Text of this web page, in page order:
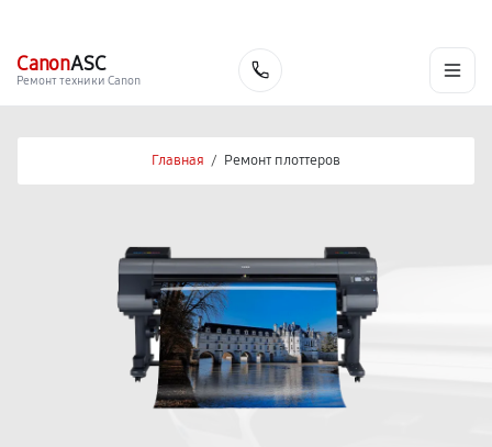
CanonASC
Ремонт техники Canon
Главная / Ремонт плоттеров